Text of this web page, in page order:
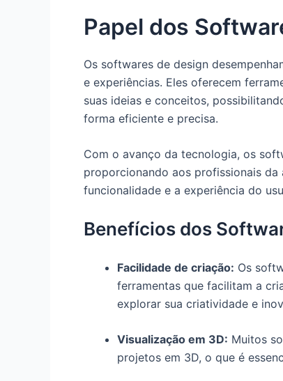
Papel dos
Os softwares de design
e experiências. Eles oferecem
suas ideias e conceitos,
forma eficiente e precisa.
Com o avanço da tecnologia, os
proporcionando aos profissionais
funcionalidade e a experiência do
Benefícios dos
Facilidade de criação: Os
ferramentas que facilitam a
explorar sua criatividade e
Visualização em 3D: Muitos
projetos em 3D, o que é